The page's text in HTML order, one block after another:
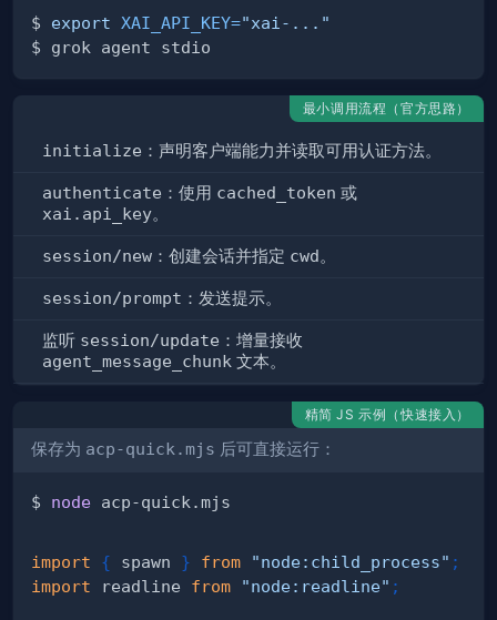
$ export XAI_API_KEY="xai-..."
最小调用流程（官方思路）
initialize ：声明客户端能力并读取可用认证方法。
authenticate ：使用 cached_token 或
xai.api_key。
session/new ：创建会话并指定 cwd。
session/prompt ：发送提示。
监听 session/update ：增量接收
agent_message_chunk 文本。
精简 JS 示例（快速接入）
保存为 acp-quick.mjs 后可直接运行：
$ node
import { spawn } from "node:child_process" ;
import
readline from "node:readline" ;